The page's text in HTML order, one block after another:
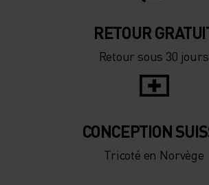
RETOUR
Retour sous 30 jours
CONCEPTION
Tricoté en Norvège